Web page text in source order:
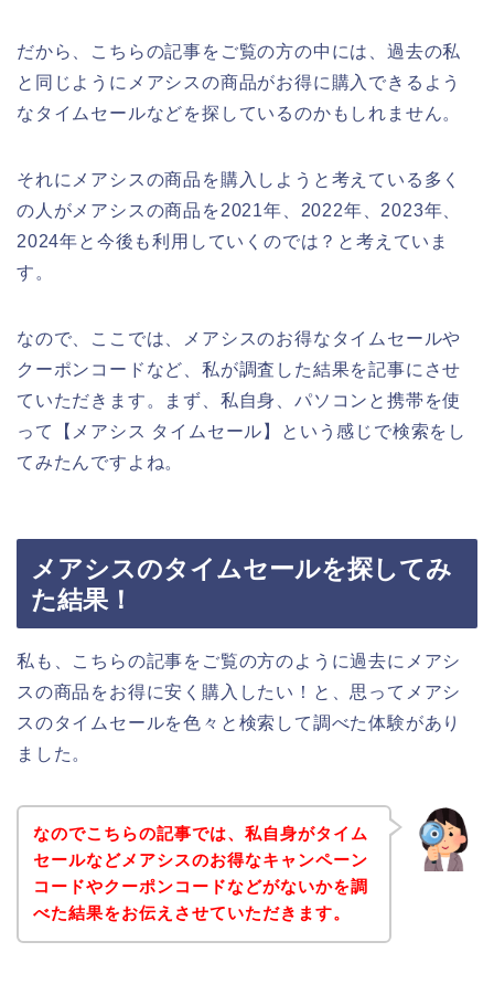
だから、こちらの記事をご覧の方の中には、過去の私
と同じようにメアシスの商品がお得に購入できるよう
なタイムセールなどを探しているのかもしれません。
それにメアシスの商品を購入しようと考えている多く
の人がメアシスの商品を2021年、2022年、2023年、
2024年と今後も利用していくのでは？と考えていま
す。
なので、ここでは、メアシスのお得なタイムセールや
クーポンコードなど、私が調査した結果を記事にさせ
ていただきます。まず、私自身、パソコンと携帯を使
って【メアシス タイムセール】という感じで検索をし
てみたんですよね。
メアシスのタイムセールを探してみ
た結果！
私も、こちらの記事をご覧の方のように過去にメアシ
スの商品をお得に安く購入したい！と、思ってメアシ
スのタイムセールを色々と検索して調べた体験があり
ました。
なのでこちらの記事では、私自身がタイム
セールなどメアシスのお得なキャンペーン
コードやクーポンコードなどがないかを調
べた結果をお伝えさせていただきます。